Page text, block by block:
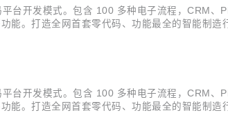
开发模式。包含 100 多种电子流程，CRM、
。打造全网首套零代码、功能最全的智能制造
开发模式。包含 100 多种电子流程，CRM、
。打造全网首套零代码、功能最全的智能制